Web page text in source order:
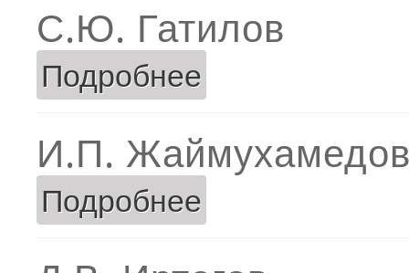
С.Ю. Гатилов
Подробнее
И.П.
Подробнее